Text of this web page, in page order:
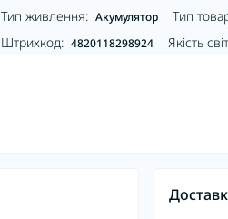
Тип живлення: Акумулятор Тип
Штрихкод: 4820118298924 Якість